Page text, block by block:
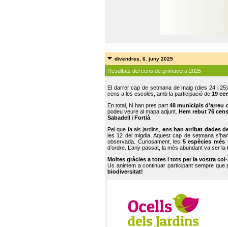
divendres, 6. juny 2025
Resultats del cens de primavera 2025
El darrer cap de setmana de maig (dies 24 i
cens a les escoles, amb la participació de 19
En total, hi han pres part48 municipis d’arreu
podeu veure al mapa adjunt. Hem rebut 76
Sabadell
i Fortià.
Pel que fa als jardins, ens han arribat dades
les 12 del migdia. Aquest cap de setmana
observada. Curiosament, les 5 espècies més
d’ordre. L’any passat, la més abundant va ser la
Moltes gràcies a totes i tots per la vostra
Us animem a continuar participant sempre que
biodiversitat!